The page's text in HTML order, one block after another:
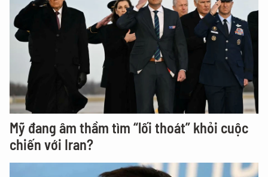
Mỹ đang âm thầm tìm “lối thoát” khỏi cuộc
chiến với Iran?